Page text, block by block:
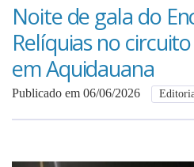
Anuncie
Anuncie
Noite de gala do
Relíquias no
em Aquidauana
Publicado em 06/06/2026